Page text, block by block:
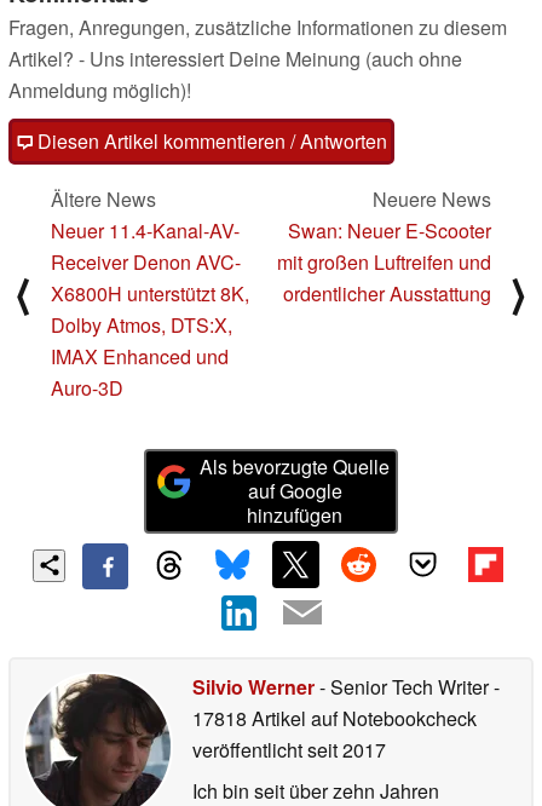
Fragen, Anregungen, zusätzliche Informationen zu diesem
Artikel? - Uns interessiert Deine Meinung (auch ohne
Anmeldung möglich)!
Diesen Artikel kommentieren / Antworten
⟨
Ältere News
Neuer 11.4-Kanal-AV-
Receiver Denon AVC-
X6800H unterstützt 8K,
Dolby Atmos, DTS:X,
IMAX Enhanced und
Auro-3D
Neuere News
Swan: Neuer E-Scooter
mit großen Luftreifen und
ordentlicher Ausstattung
⟩
Als bevorzugte Quelle
auf Google
hinzufügen
Silvio Werner- Senior Tech Writer-
17818 Artikel auf Notebookcheck
veröffentlichtseit 2017
Ich bin seit über zehn Jahren